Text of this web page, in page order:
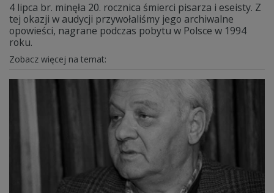
4 lipca br. minęła 20. rocznica śmierci pisarza i eseisty. Z
tej okazji w audycji przywołaliśmy jego archiwalne
opowieści, nagrane podczas pobytu w Polsce w 1994
roku.
Zobacz więcej na temat: